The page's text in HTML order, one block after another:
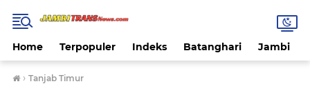
Home Terpopuler Indeks Batanghari Jambi
› Tanjab Timur